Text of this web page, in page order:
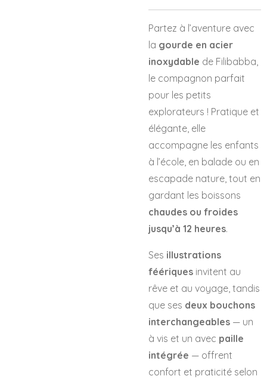
Partez à l’aventure avec
la gourde en acier
inoxydable de Filibabba,
le compagnon parfait
pour les petits
explorateurs ! Pratique et
élégante, elle
accompagne les enfants
à l’école, en balade ou en
escapade nature, tout en
gardant les boissons
chaudes ou froides
jusqu’à 12 heures.
Ses illustrations
féériques invitent au
rêve et au voyage, tandis
que ses deux bouchons
interchangeables — un
à vis et un avec paille
intégrée — offrent
confort et praticité selon